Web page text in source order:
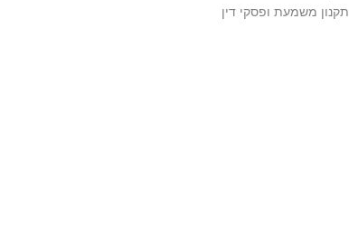
תקנון משמעת ופסקי דין